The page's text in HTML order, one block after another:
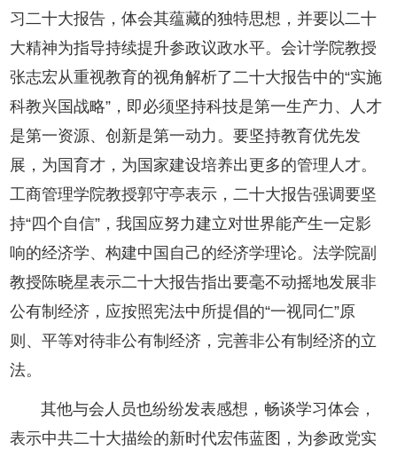
习二十大报告，体会其蕴藏的独特思想，并要以二十
大精神为指导持续提升参政议政水平。会计学院教授
张志宏从重视教育的视角解析了二十大报告中的“实施
科教兴国战略”，即必须坚持科技是第一生产力、人才
是第一资源、创新是第一动力。要坚持教育优先发
展，为国育才，为国家建设培养出更多的管理人才。
工商管理学院教授郭守亭表示，二十大报告强调要坚
持“四个自信”，我国应努力建立对世界能产生一定影
响的经济学、构建中国自己的经济学理论。法学院副
教授陈晓星表示二十大报告指出要毫不动摇地发展非
公有制经济，应按照宪法中所提倡的“一视同仁”原
则、平等对待非公有制经济，完善非公有制经济的立
法。
其他与会人员也纷纷发表感想，畅谈学习体会，
表示中共二十大描绘的新时代宏伟蓝图，为参政党实